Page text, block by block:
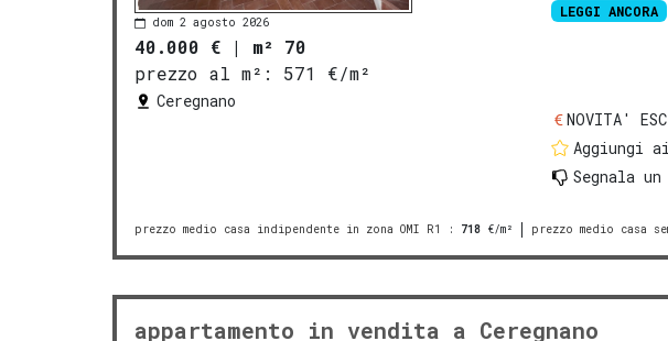
dom 2 agosto 2026
40.000 € | m² 70
prezzo al m²:
571 €/m²
Ceregnano
LEGGI ANCORA
NOVITA'
Aggiungi
Segnala
prezzo medio casa indipendente in zona OMI R1 : 718 €/m² prezzo medio casa
appartamento in vendita a Ceregnano